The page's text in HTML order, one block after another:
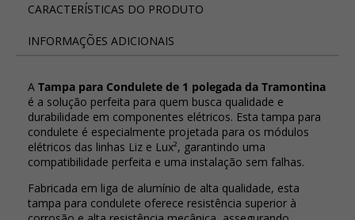
CARACTERÍSTICAS DO PRODUTO
INFORMAÇÕES ADICIONAIS
A Tampa para Condulete de 1 polegada da Tramontina
é a solução perfeita para quem busca qualidade e
durabilidade em componentes elétricos. Esta tampa para
condulete é especialmente projetada para os módulos
elétricos das linhas Liz e Lux², garantindo uma
compatibilidade perfeita e uma instalação sem falhas.
Fabricada em liga de alumínio de alta qualidade, esta
tampa para condulete oferece resistência superior à